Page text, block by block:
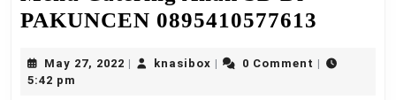
PAKUNCEN 0895410577613
Anak
May 27, 2022 May
| knasiboxknasibox
| 0 Comment |
5:42 pm